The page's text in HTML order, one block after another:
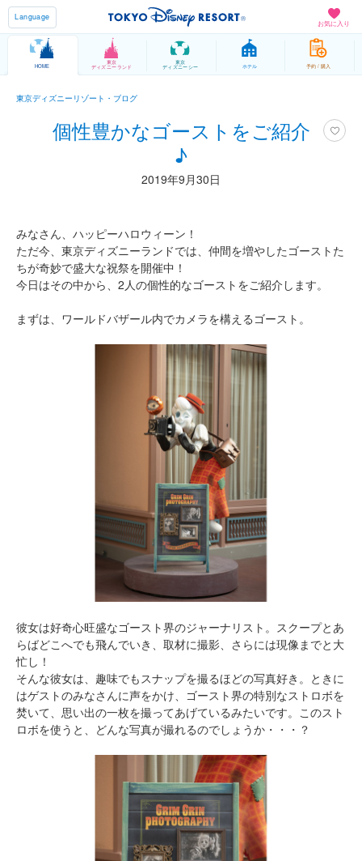
お気に入り
Language
HOME
東京
ディズニーランド
東京
ディズニーシー ホテル 予約 / 購入
東京ディズニーリゾート・ブログ
個性豊かなゴーストをご紹介
♪
2019年9月30日
みなさん、ハッピーハロウィーン！
ただ今、東京ディズニーランドでは、仲間を増やしたゴーストた
ちが奇妙で盛大な祝祭を開催中！
今日はその中から、2人の個性的なゴーストをご紹介します。
まずは、ワールドバザール内でカメラを構えるゴースト。
彼女は好奇心旺盛なゴースト界のジャーナリスト。スクープとあ
らばどこへでも飛んでいき、取材に撮影、さらには現像までと大
忙し！
そんな彼女は、趣味でもスナップを撮るほどの写真好き。ときに
はゲストのみなさんに声をかけ、ゴースト界の特別なストロボを
焚いて、思い出の一枚を撮ってあげているみたいです。このスト
ロボを使うと、どんな写真が撮れるのでしょうか・・・？